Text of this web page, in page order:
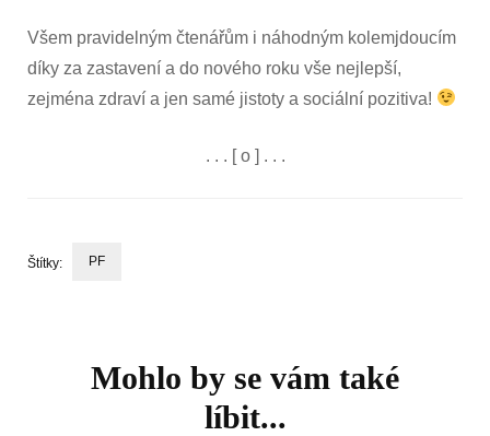
Všem pravidelným čtenářům i náhodným kolemjdoucím
díky za zastavení a do nového roku vše nejlepší,
zejména zdraví a jen samé jistoty a sociální pozitiva!
. . . [ o ] . . .
Štítky: PF
Mohlo by se vám také
líbit...